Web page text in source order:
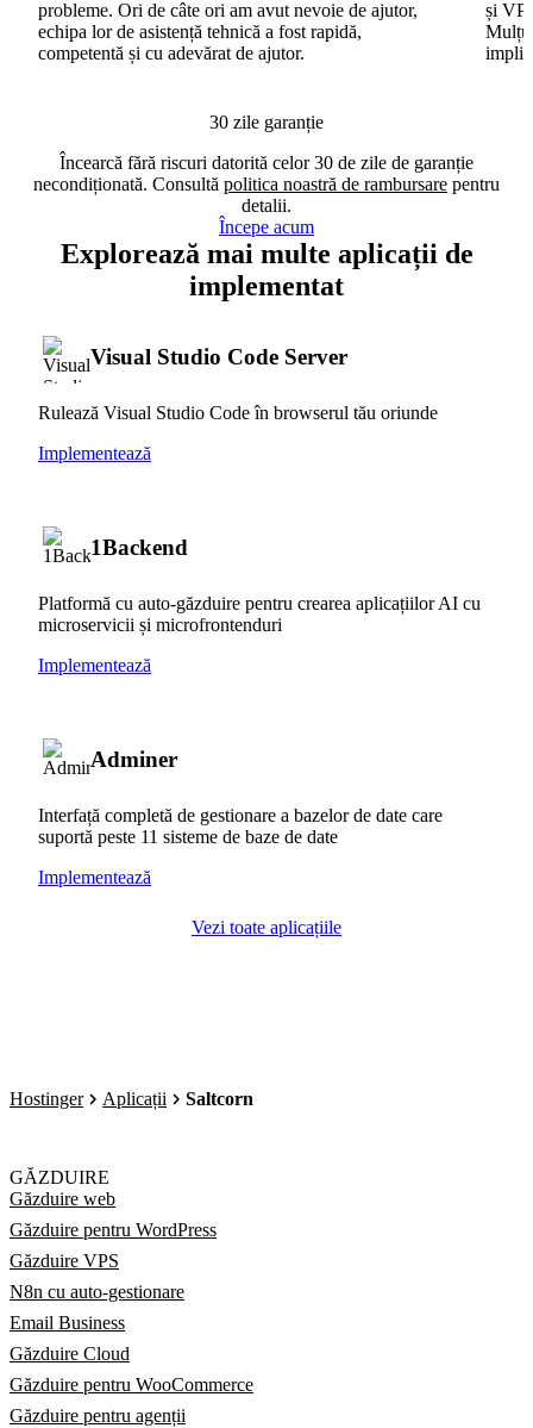
probleme. Ori de câte ori am avut nevoie de ajutor,
echipa lor de asistență tehnică a fost rapidă,
competentă și cu adevărat de ajutor.
și
30 zile garanție
Încearcă fără riscuri datorită celor 30 de zile de garanție
necondiționată. Consultă politica noastră de rambursare pentru
detalii.
Începe acum
Explorează mai multe aplicații de
implementat
Visual Studio Code Server
Rulează Visual Studio Code în browserul tău oriunde
Implementează
1Backend
Platformă cu auto-găzduire pentru crearea aplicațiilor AI cu
microservicii și microfrontenduri
Implementează
Adminer
Interfață completă de gestionare a bazelor de date care
suportă peste 11 sisteme de baze de date
Implementează
Vezi toate aplicațiile
Hostinger Aplicații Saltcorn
GĂZDUIRE
Găzduire web
Găzduire pentru WordPress
Găzduire VPS
N8n cu auto-gestionare
Email Business
Găzduire Cloud
Găzduire pentru WooCommerce
Găzduire pentru agenții